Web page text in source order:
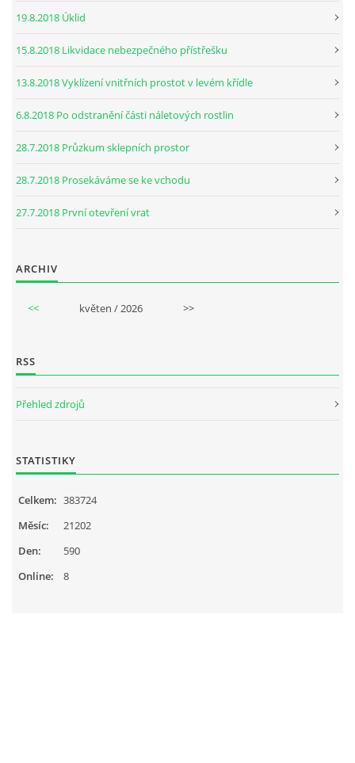
19.8.2018 Úklid
15.8.2018 Likvidace nebezpečného přístřešku
13.8.2018 Vyklízení vnitřních prostot v levém křídle
6.8.2018 Po odstranění části náletových rostlin
28.7.2018 Průzkum sklepních prostor
28.7.2018 Prosekáváme se ke vchodu
27.7.2018 První otevření vrat
ARCHIV
<< květen / 2026 >>
RSS
Přehled zdrojů
STATISTIKY
Online: 8
Celkem: 383724
Měsíc:
21202
Den:
590